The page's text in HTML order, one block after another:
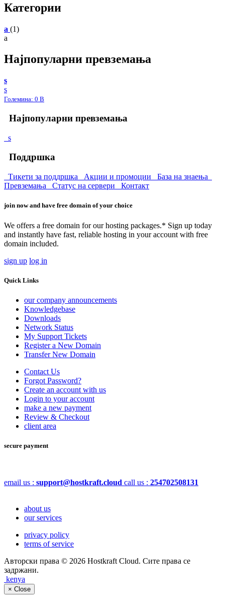
Категории
a (1)
a
Најпопуларни превземања
s
s
Големина: 0 B
Најпопуларни превземања
s
Поддршка
Тикети за поддршка Акции и промоции
База на знаења
Превземања
Статус на сервери Контакт
join now and have free domain of your choice
We offers a free domain for our hosting packages.* Sign up today
and instantly have fast, reliable hosting in your account with free
domain included.
sign up log in
Quick Links
our company announcements
Knowledgebase
Downloads
Network Status
My Support Tickets
Register a New Domain
Transfer New Domain
Contact Us
Forgot Password?
Create an account with us
Login to your account
make a new payment
Review & Checkout
client area
secure payment
email us : support@hostkraft.cloud call us : 254702508131
about us
our services
privacy policy
terms of service
Aвторски права © 2026 Hostkraft Cloud. Сите права се
задржани.
kenya
× Close